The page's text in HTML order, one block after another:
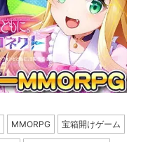
MMORPG 宝箱開けゲーム